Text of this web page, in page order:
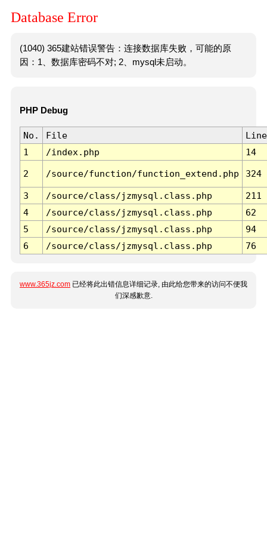
Database Error
(1040) 365建站错误警告：连接数据库失败，可能的原
因：1、数据库密码不对; 2、mysql未启动。
PHP Debug
No. File
Line
1
/index.php 14
2 /source/function/function_extend.php 324
3 /source/class/jzmysql.class.php
211
4
/source/class/jzmysql.class.php
62
5
/source/class/jzmysql.class.php
94
6
/source/class/jzmysql.class.php 76
www.365jz.com 已经将此出错信息详细记录, 由此给您带来的访问不便我
们深感歉意.